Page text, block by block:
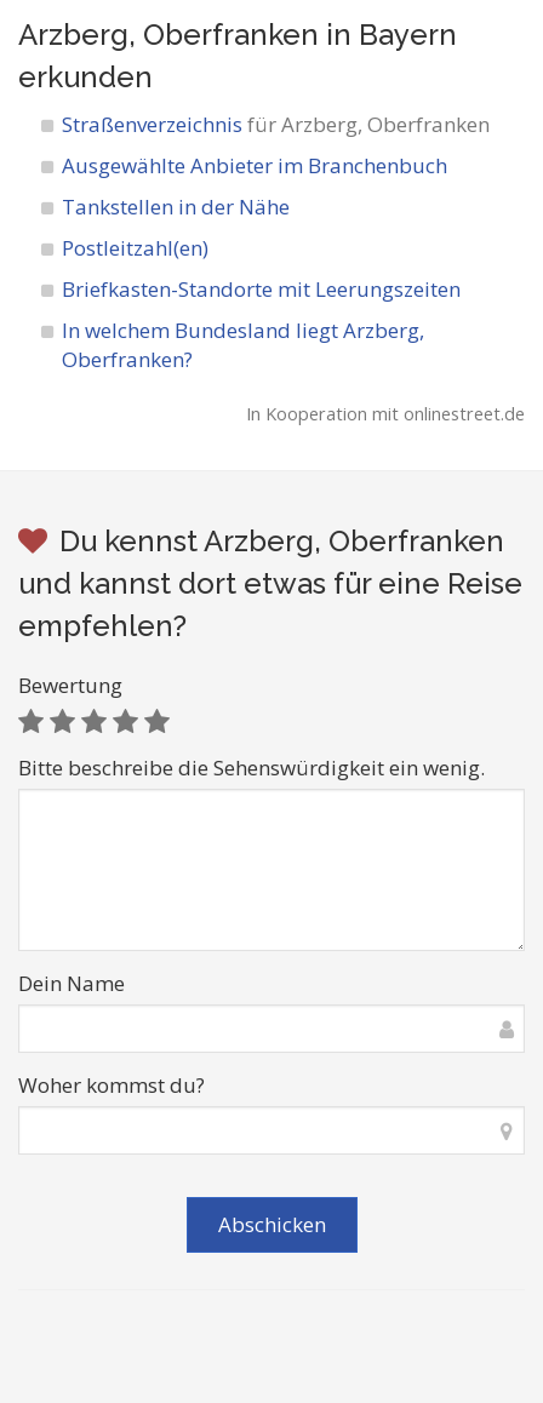
Arzberg, Oberfranken in Bayern
erkunden
Straßenverzeichnis für Arzberg, Oberfranken
Ausgewählte Anbieter im Branchenbuch
Tankstellen in der Nähe
Postleitzahl(en)
Briefkasten-Standorte mit Leerungszeiten
In welchem Bundesland liegt Arzberg,
Oberfranken?
In Kooperation mit onlinestreet.de
Du kennst Arzberg, Oberfranken
und kannst dort etwas für eine Reise
empfehlen?
Bewertung
Bitte beschreibe die Sehenswürdigkeit ein wenig.
Dein Name
Woher kommst du?